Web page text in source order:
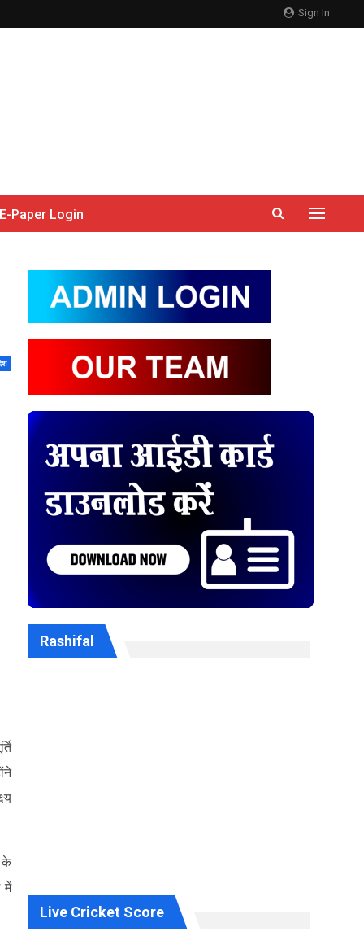
Sign In
E-Paper Login
के
में
Rashifal
Live Cricket Score